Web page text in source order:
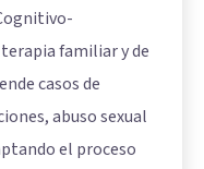
familiar y de
casos de
abuso sexual
el proceso